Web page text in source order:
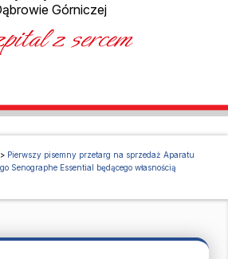
Górniczej
z sercem
> Pierwszy pisemny przetarg na sprzedaż Aparatu
Senographe Essential będącego własnością